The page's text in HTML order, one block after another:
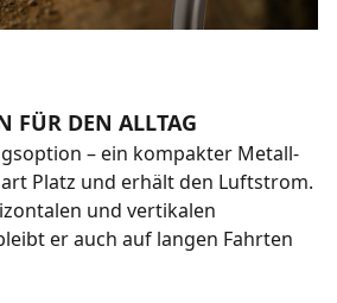
FÜR DEN ALLTAG
– ein kompakter Metall-
Platz und erhält den Luftstrom.
und vertikalen
er auch auf langen Fahrten